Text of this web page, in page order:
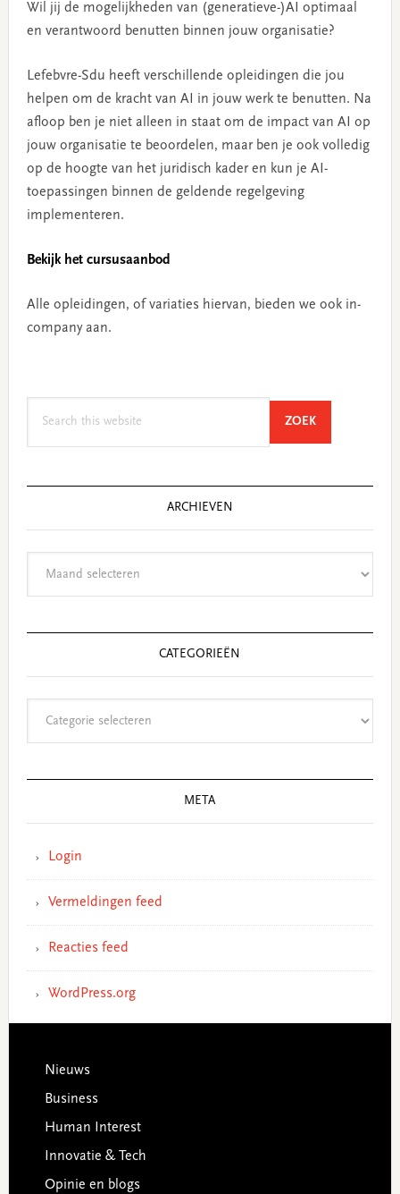
Wil jij de mogelijkheden van (generatieve-)AI optimaal
en verantwoord benutten binnen jouw organisatie?
Lefebvre-Sdu heeft verschillende opleidingen die jou
helpen om de kracht van AI in jouw werk te benutten. Na
afloop ben je niet alleen in staat om de impact van AI op
jouw organisatie te beoordelen, maar ben je ook volledig
op de hoogte van het juridisch kader en kun je AI-
toepassingen binnen de geldende regelgeving
implementeren.
Bekijk het cursusaanbod
Alle opleidingen, of variaties hiervan, bieden we ook in-
company aan.
ZOEKSEARCH
ARCHIEVEN
CATEGORIEËN
META
Login
Vermeldingen feed
Reacties feed
WordPress.org
Footer
Nieuws
Business
Human Interest
Innovatie & Tech
Opinie en blogs